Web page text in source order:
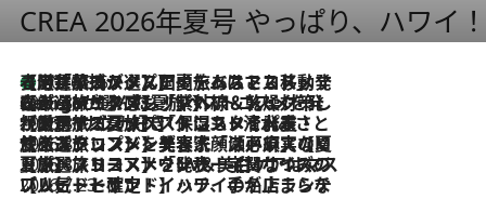
CREA 2026年夏号 やっぱり、ハワイ
2026.8.5
【厳選旅コスメ】国内をあちこち移動する河井菜摘が選んだ夏旅ベストコスメ発表！「リラックスアイテムはマスト」【Mサイズジップ】
2026.8.4
【厳選旅コスメ】「紫外線＆乾燥対策しながらメイク感も！」ヘア＆メイクGeorgeが選んだ夏旅ベストコスメを発表！【Mサイズジップ】
2026.8.3
【厳選旅コスメ】「保湿もタイパ重視！」“サウナ好き”タレント清水みさとが愛用する夏旅ベストコスメを発表！【Mサイズジップ】
2026.8.2
【厳選旅コスメ】美容家・瀬戸麻実の夏旅ベストコスメを発表！「ストレスなく使えるクレンジング＆洗顔は必須」【Mサイズジップ】
2026.8.1
【厳選旅コスメ】「UV＆美白ケアはマスト！」フリーアナウンサー宇賀なつみの夏旅ベストコスメを発表！【Mサイズジップ】
2026.7.23
【リピート確定！】ハワイの名店ランチプレートとサンドイッチ、手が止まらない人気ドーナツ